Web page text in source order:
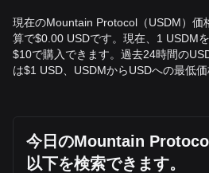
現在のMountain Protocol（USDM）価
算で$0.00 USDです。現在、1 USDM
$10で購入できます。過去24時間の
は$1 USD、USDMからUSDへの最低
今日のMountain
以下を検索できます。